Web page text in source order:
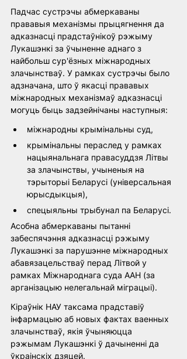
Падчас сустрэчы абмеркаваны
прававыя механізмы прыцягнення да
адказнасці прадстаўнікоў рэжыму
Лукашэнкі за ўчыненне аднаго з
найбольш сур'ёзных міжнародных
злачынстваў. У рамках сустрэчы было
адзначана, што ў якасці прававых
міжнародных механізмаў адказнасці
могуць быць задзейнічаны наступныя:
міжнародны крымінальны суд,
крымінальны пераслед у рамках
нацыянальнага правасуддзя Літвы
за злачынствы, учыненыя на
тэрыторыі Беларусі (універсальная
юрысдыкцыя),
спецыяльны трыбунал па Беларусі.
Асобна абмеркаваны пытанні
забеспячэння адказнасці рэжыму
Лукашэнкі за парушэнне міжнародных
абавязацельстваў перад Літвой у
рамках Міжнароднага суда ААН (за
арганізацыю нелегальнай міграцыі).
Кіраўнік НАУ таксама прадставіў
інфармацыю аб новых фактах ваенных
злачынстваў, якія ўчыняюцца
рэжымам Лукашэнкі ў дачыненні да
ўкраінскіх дзяцей.